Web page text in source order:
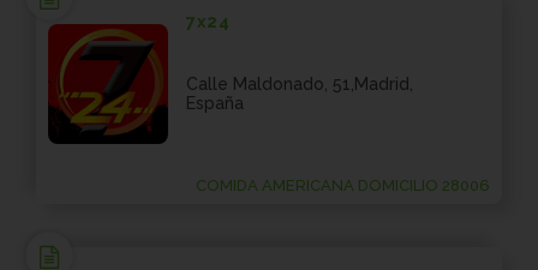
7x24
Calle Maldonado, 51,Madrid,
España
COMIDA AMERICANA DOMICILIO 28006